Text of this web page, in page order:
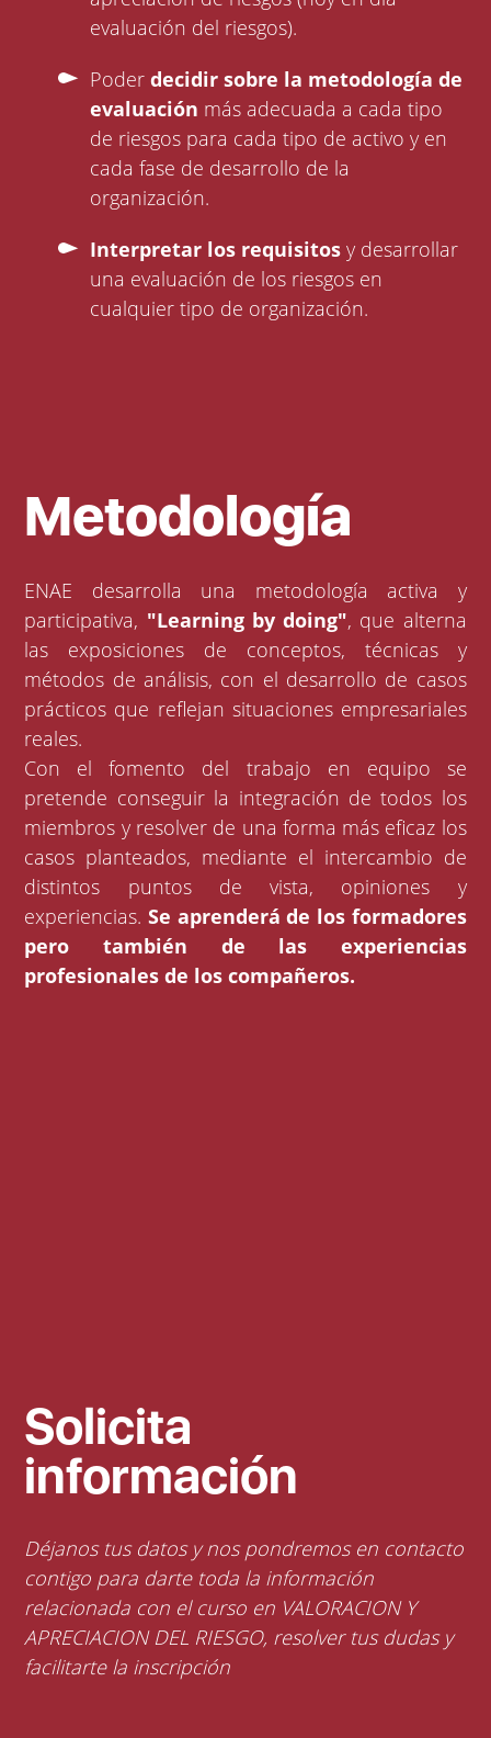
evaluación del riesgos).
Poderdecidir sobre la metodología de
evaluación más adecuada a cada tipo
de riesgos para cada tipo de activo y en
cada fase de desarrollo de la
organización.
Interpretar los requisitos y desarrollar
una evaluación de los riesgos en
cualquier tipo de organización.
Metodología
ENAE desarrolla una metodología activa y
participativa, "Learning by doing", que alterna
las exposiciones de conceptos, técnicas y
métodos de análisis, con el desarrollo de casos
prácticos que reflejan situaciones empresariales
reales.
Con el fomento del trabajo en equipo se
pretende conseguir la integración de todos los
miembros y resolver de una forma más eficaz los
casos planteados, mediante el intercambio de
distintos puntos de vista, opiniones y
experiencias.Se aprenderá de los formadores
pero también de las experiencias
profesionales de los compañeros.
Solicita
información
Déjanos tus datos y nos pondremos en contacto
contigo para darte toda la información
relacionada con el curso en VALORACION Y
APRECIACION DEL RIESGO, resolver tus dudas y
facilitarte la inscripción